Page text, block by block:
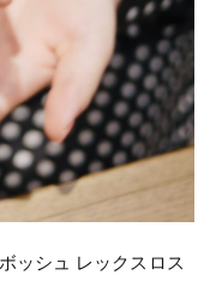
ッシュ レックスロス